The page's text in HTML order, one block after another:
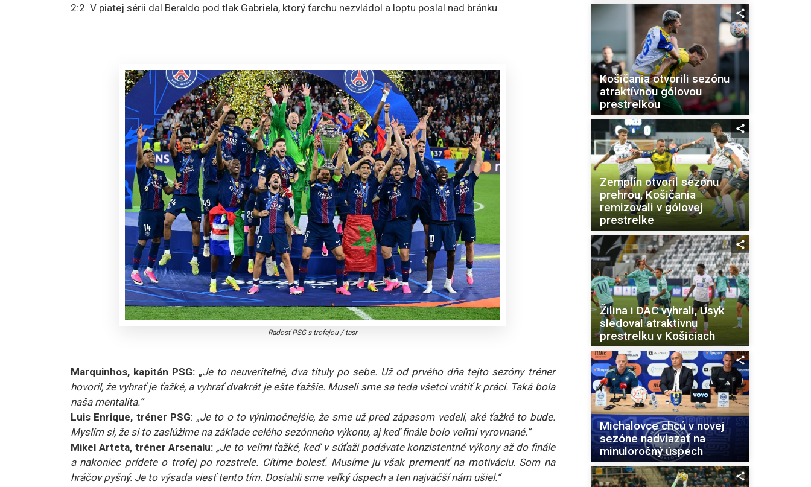
2:2. V piatej sérii dal Beraldo pod tlak Gabriela, ktorý ťarchu nezvládol a loptu poslal nad bránku.
Radosť PSG s trofejou/tasr
Marquinhos, kapitán PSG: „Je to neuveriteľné, dva tituly po sebe. Už od prvého dňa tejto sezóny tréner
hovoril, že vyhrať je ťažké, a vyhrať dvakrát je ešte ťažšie. Museli sme sa teda všetci vrátiť k práci. Taká bola
naša mentalita.“
Luis Enrique, tréner PSG: „Je to o to výnimočnejšie, že sme už pred zápasom vedeli, aké ťažké to bude.
Myslím si, že si to zaslúžime na základe celého sezónneho výkonu, aj keď finále bolo veľmi vyrovnané.“
Mikel Arteta, tréner Arsenalu: „Je to veľmi ťažké, keď v súťaži podávate konzistentné výkony až do finále
a nakoniec prídete o trofej po rozstrele. Cítime bolesť. Musíme ju však premeniť na motiváciu. Som na
hráčov pyšný. Je to výsada viesť tento tím. Dosiahli sme veľký úspech a ten najväčší nám ušiel.“
Košičania otvorili sezónu
atraktívnou gólovou
prestrelkou
Zemplín otvoril sezónu
prehrou, Košičania
remizovali v gólovej
prestrelke
Žilina i DAC vyhrali, Usyk
sledoval atraktívnu
prestrelku v Košiciach
Michalovce chcú v novej
sezóne nadviazať na
minuloročný úspech